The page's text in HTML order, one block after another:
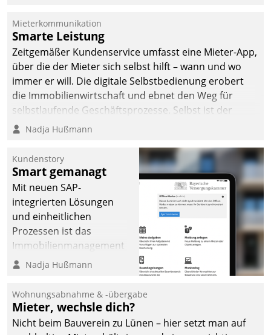
Mieterkommunikation
Smarte Leistung
Zeitgemäßer Kundenservice umfasst eine Mieter-App,
über die der Mieter sich selbst hilft – wann und wo
immer er will. Die digitale Selbstbedienung erobert
die Immobilienwirtschaft und ebnet den Weg für
selbstlaufende Geschäftsprozesse. Selbst ist der
Kunde und smart der Serviceanbieter.
Nadja Hußmann
Kundenstory
Smart gemanagt
Mit neuen SAP-
integrierten Lösungen
und einheitlichen
Prozessen ist das
Immobilienmanagement
der Bayerischen
Ressort Kapitalanlage für
künftige Aufgaben und
Herausforderungen
Nadja Hußmann
Wohnungsabnahme & -übergabe
Mieter, wechsle dich?
Nicht beim Bauverein zu Lünen – hier setzt man auf